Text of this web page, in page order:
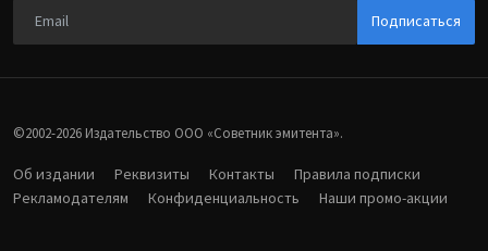
Подписаться
©2002-2026 Издательство ООО «‎Советник эмитента».
Об издании Реквизиты Контакты
Правила подписки
Рекламодателям
Конфиденциальность Наши промо-акции